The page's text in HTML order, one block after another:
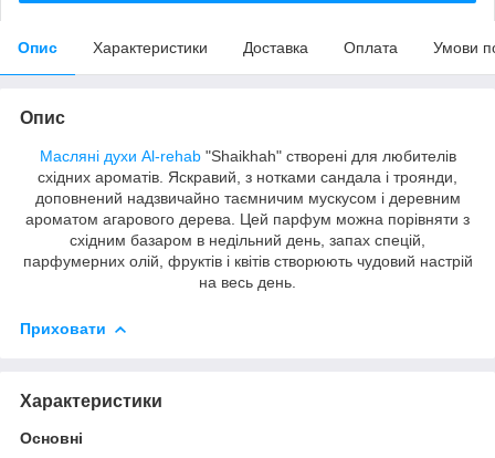
Опис Характеристики Доставка Оплата Умови
Опис
Масляні духи Al-rehab"Shaikhah" створені для любителів
східних ароматів. Яскравий, з нотками сандала і троянди,
доповнений надзвичайно таємничим мускусом і деревним
ароматом агарового дерева. Цей парфум можна порівняти з
східним базаром в недільний день, запах спецій,
парфумерних олій, фруктів і квітів створюють чудовий настрій
на весь день.
Приховати
Характеристики
Основні